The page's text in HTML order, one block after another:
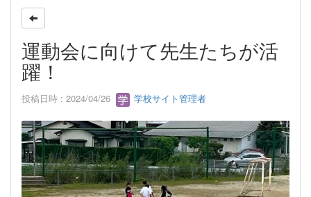
運動会に向けて先生たちが活
躍！
投稿日時 : 2024/04/26 学校サイト管理者